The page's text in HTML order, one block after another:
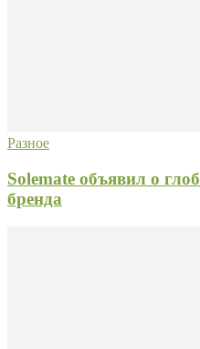
Разное
Solemate объявил о
бренда